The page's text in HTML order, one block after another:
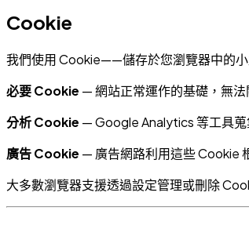
Cookie
我們使用 Cookie——儲存於您瀏覽器中的
必要 Cookie — 網站正常運作的基礎，無法
分析 Cookie — Google Analytics 等工具蒐
廣告 Cookie — 廣告網路利用這些 Cookie
大多數瀏覽器支援透過設定管理或刪除